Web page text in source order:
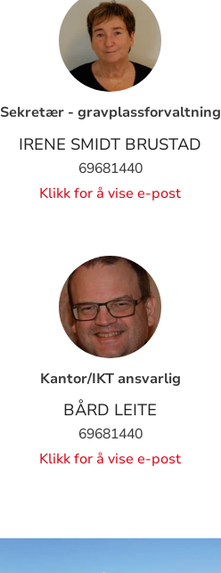
Sekretær - gravplassforvaltning
IRENE SMIDT BRUSTAD
69681440
Klikk for å vise e-post
Kantor/IKT ansvarlig
BÅRD LEITE
69681440
Klikk for å vise e-post